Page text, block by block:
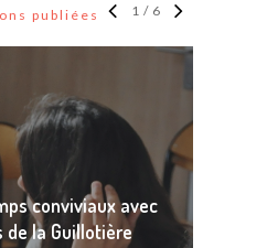
publiées 1 / 6
conviviaux avec
de la Guillotière